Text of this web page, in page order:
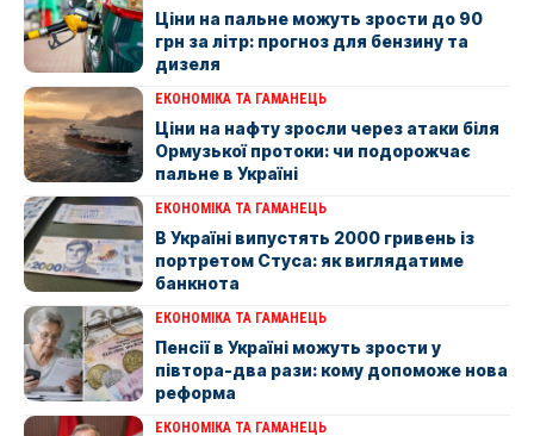
Ціни на пальне можуть зрости до 90
грн за літр: прогноз для бензину та
дизеля
ЕКОНОМІКА ТА ГАМАНЕЦЬ
Ціни на нафту зросли через атаки біля
Ормузької протоки: чи подорожчає
пальне в Україні
ЕКОНОМІКА ТА ГАМАНЕЦЬ
В Україні випустять 2000 гривень із
портретом Стуса: як виглядатиме
банкнота
ЕКОНОМІКА ТА ГАМАНЕЦЬ
Пенсії в Україні можуть зрости у
півтора-два рази: кому допоможе нова
реформа
ЕКОНОМІКА ТА ГАМАНЕЦЬ